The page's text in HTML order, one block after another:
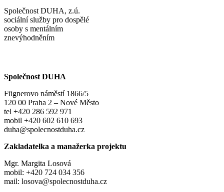
Společnost DUHA, z.ú.
sociální služby pro dospělé
osoby s mentálním
znevýhodněním
Společnost DUHA
Fügnerovo náměstí 1866/5
120 00 Praha 2 – Nové Město
tel +420 286 592 971
mobil +420 602 610 693
duha@spolecnostduha.cz
Zakladatelka a manažerka projektu
Mgr. Margita Losová
mobil: +420 724 034 356
mail: losova@spolecnostduha.cz